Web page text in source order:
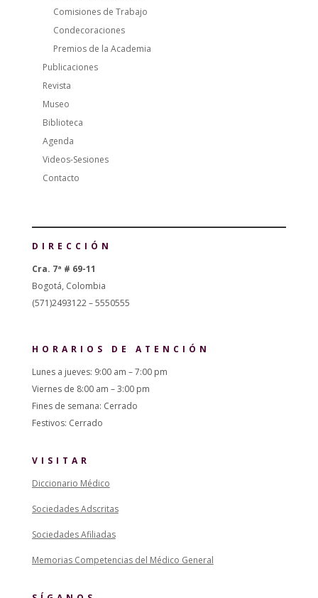
Comisiones de Trabajo
Condecoraciones
Premios de la Academia
Publicaciones
Revista
Museo
Biblioteca
Agenda
Videos-Sesiones
Contacto
DIRECCIÓN
Cra. 7ª # 69-11
Bogotá, Colombia
(571)2493122 – 5550555
HORARIOS DE ATENCIÓN
Lunes a jueves: 9:00 am – 7:00 pm
Viernes de 8:00 am – 3:00 pm
Fines de semana: Cerrado
Festivos: Cerrado
VISITAR
Diccionario Médico
Sociedades Adscritas
Sociedades Afiliadas
Memorias Competencias del Médico General